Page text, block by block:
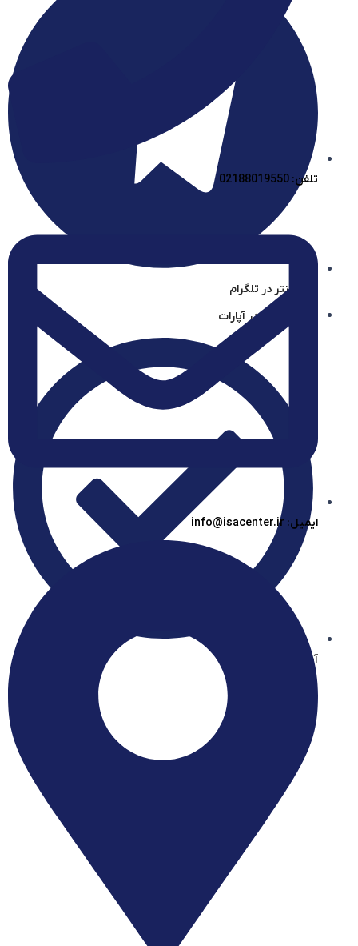
آیساسنتر در تلگرام
آیساسنتر در آپارات
آیساسنتر در بله
تلفن: 02188019550
ایمیل: info@isacenter.ir